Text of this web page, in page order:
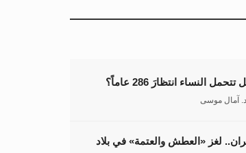
تتحمل النساء انتظارَ 286 عاماً؟
د. آمال موسى
لغز «العطش والعتمة» في بلاد